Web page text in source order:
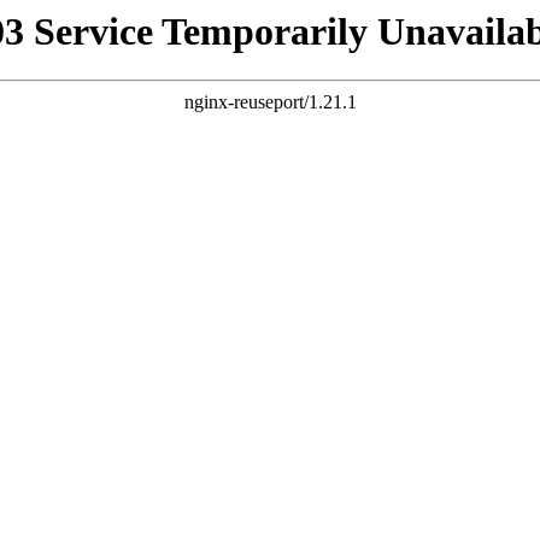
Service Temporarily
nginx-reuseport/1.21.1